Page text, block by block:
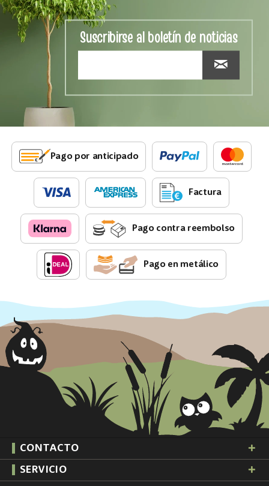
Suscribirse al boletín de noticias
Pago por anticipado
Factura
Pago contra reembolso
Pago en metálico
CONTACTO
SERVICIO